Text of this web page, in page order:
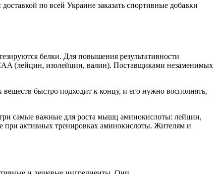
по всей Украине заказать спортивные добавки
белки. Для повышения результативности
(лейцин, изолейцин, валин). Поставщиками незаменимых
быстро подходит к концу, и его нужно восполнять,
самые важные для роста мышц аминокислоты: лейцин,
активных тренировках аминокислоты. Жителям и